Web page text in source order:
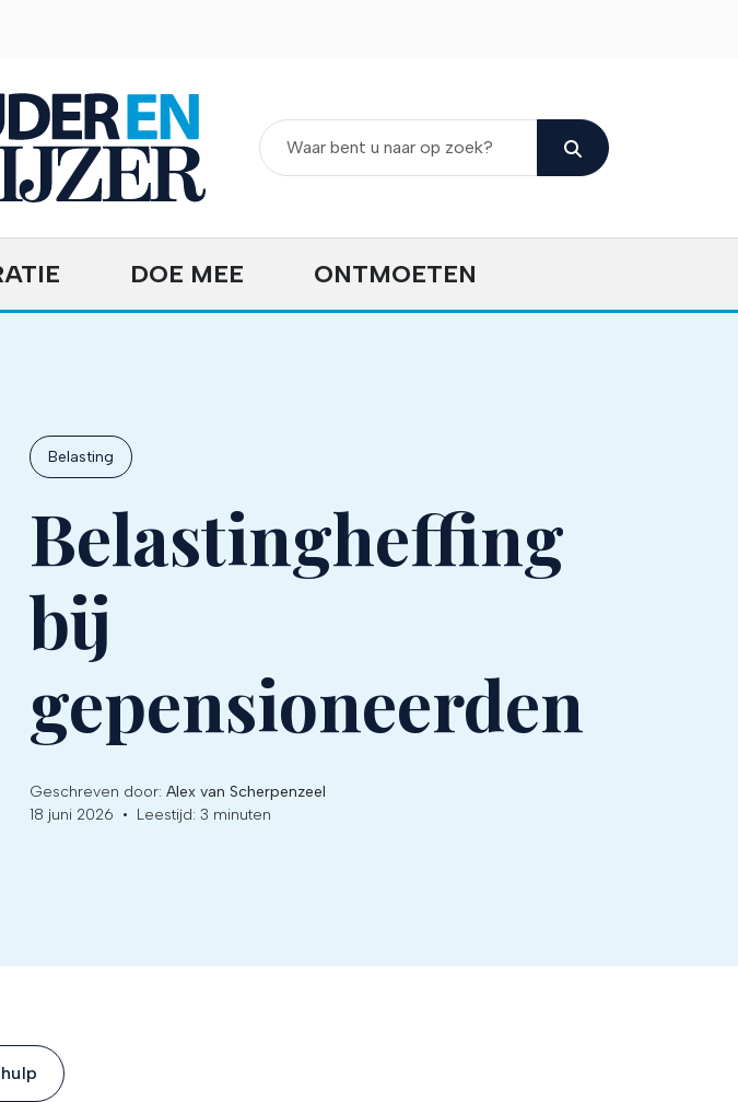
DOE MEE ONTMOETEN
Belasting
Belastingheffing
bij
gepensioneerden
Geschreven door: Alex van Scherpenzeel
18 juni 2026 • Leestijd: 3 minuten